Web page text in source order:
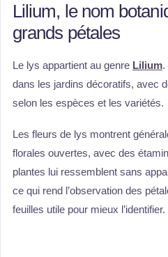
Lilium, le nom
grands pétales
Le lys appartient au genre Lilium.
dans les jardins décoratifs, avec
selon les espèces et les variétés.
Les fleurs de lys montrent
florales ouvertes, avec des
plantes lui ressemblent sans
ce qui rend l’observation des
feuilles utile pour mieux l’identifier.